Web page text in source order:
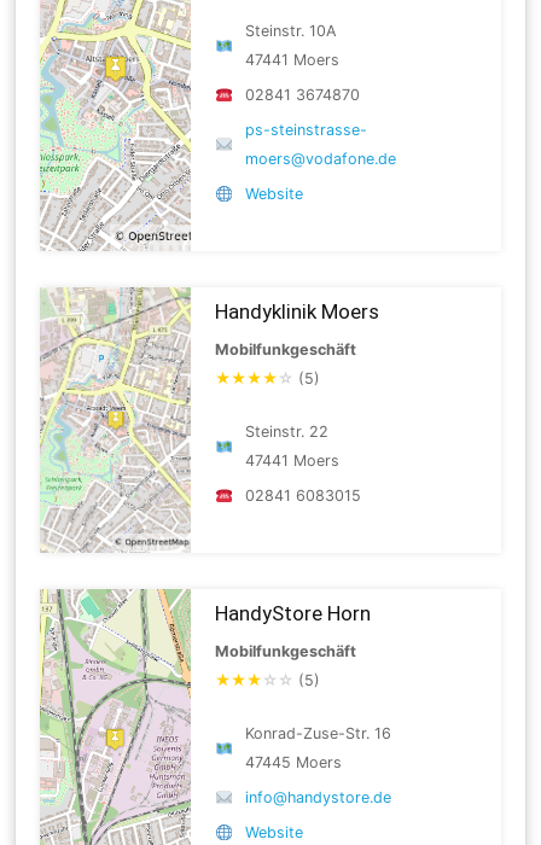
Steinstr. 10A
47441 Moers
02841 3674870
ps-steinstrasse-
moers@vodafone.de
Website
Handyklinik Moers
Mobilfunkgeschäft
★★★★ ☆ (5)
Steinstr. 22
47441 Moers
02841 6083015
HandyStore Horn
Mobilfunkgeschäft
★★★ ☆ ☆ (5)
Konrad-Zuse-Str. 16
47445 Moers
info@handystore.de
Website